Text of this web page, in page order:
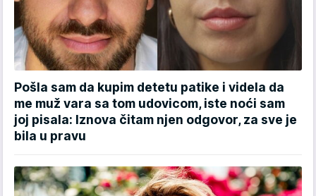
Pošla sam da kupim detetu patike i videla da
me muž vara sa tom udovicom, iste noći sam
joj pisala: Iznova čitam njen odgovor, za sve je
bila u pravu